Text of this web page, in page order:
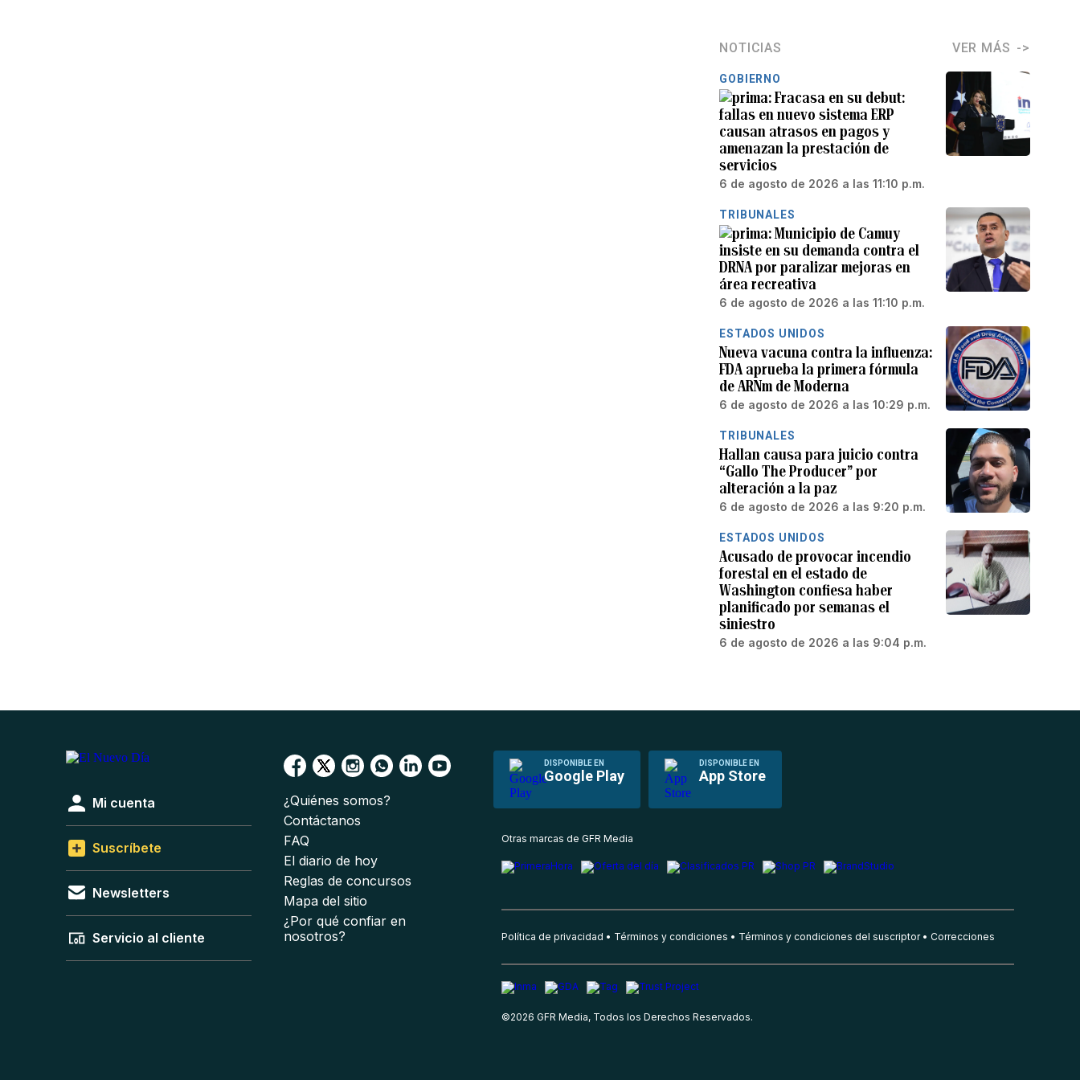
NOTICIAS VER MÁS
GOBIERNO
Fracasa en su debut:
fallas en nuevo sistema ERP
causan atrasos en pagos y
amenazan la prestación de
servicios
6 de agosto de 2026 a las 11:10 p.m.
TRIBUNALES
Municipio de Camuy
insiste en su demanda contra el
DRNA por paralizar mejoras en
área recreativa
6 de agosto de 2026 a las 11:10 p.m.
ESTADOS UNIDOS
Nueva vacuna contra la influenza:
FDA aprueba la primera fórmula
de ARNm de Moderna
6 de agosto de 2026 a las 10:29 p.m.
TRIBUNALES
Hallan causa para juicio contra
“Gallo The Producer” por
alteración a la paz
6 de agosto de 2026 a las 9:20 p.m.
ESTADOS UNIDOS
Acusado de provocar incendio
forestal en el estado de
Washington confiesa haber
planificado por semanas el
siniestro
6 de agosto de 2026 a las 9:04 p.m.
DISPONIBLE EN
Google Play
DISPONIBLE EN
App Store
Mi cuenta
Suscríbete
Newsletters
Servicio al cliente
¿Quiénes somos?
Contáctanos
FAQ
El diario de hoy
Reglas de concursos
Mapa del sitio
¿Por qué confiar en
nosotros?
Otras marcas de GFR Media
Política de privacidad Términos y condiciones Términos y condiciones del suscriptor Correcciones
©2026 GFR Media, Todos los Derechos Reservados.